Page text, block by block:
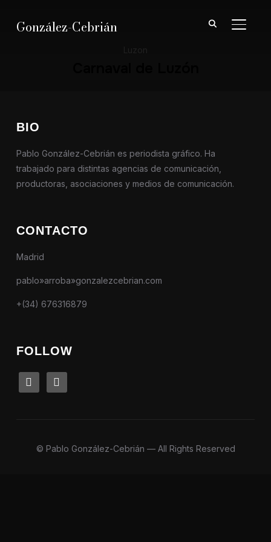
González-Cebrián
BIO
Pablo González-Cebrián es periodista gráfico. Ha
trabajado para distintas agencias de comunicación,
productoras, asociaciones y medios de comunicación.
CONTACTO
Madrid
pablo»arroba»gonzalezcebrian.com
+(34) 676316879
FOLLOW
linkedin instagram
© Pablo González-Cebrián — All Rights Reserved